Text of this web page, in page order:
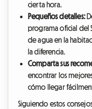
cierta hora.
Pequeños detalles:
programa oficial del
de agua en la
la diferencia.
Comparta sus
encontrar los
cómo llegar
Siguiendo estos